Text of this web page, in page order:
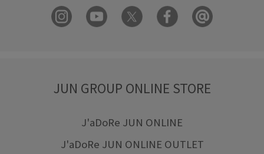
JUN GROUP ONLINE STORE
J'aDoRe JUN ONLINE
J'aDoRe JUN ONLINE OUTLET